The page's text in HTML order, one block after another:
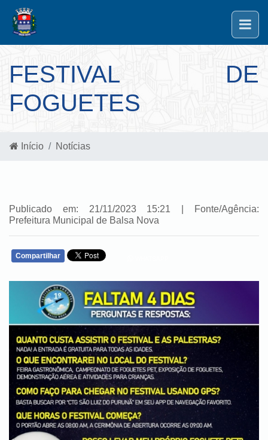
FESTIVAL DE
FOGUETES
Início Notícias
Publicado em: 21/11/2023 15:21 | Fonte/Agência:
Prefeitura Municipal de Balsa Nova
Compartilhar